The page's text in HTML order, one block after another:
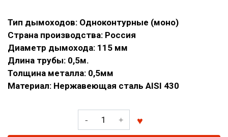
Тип дымоходов: Одноконтурные (моно)
Страна производства: Россия
Диаметр дымохода: 115 мм
Длина трубы: 0,5м.
Толщина металла: 0,5мм
Материал: Нержавеющая сталь AISI 430
Количество
товара